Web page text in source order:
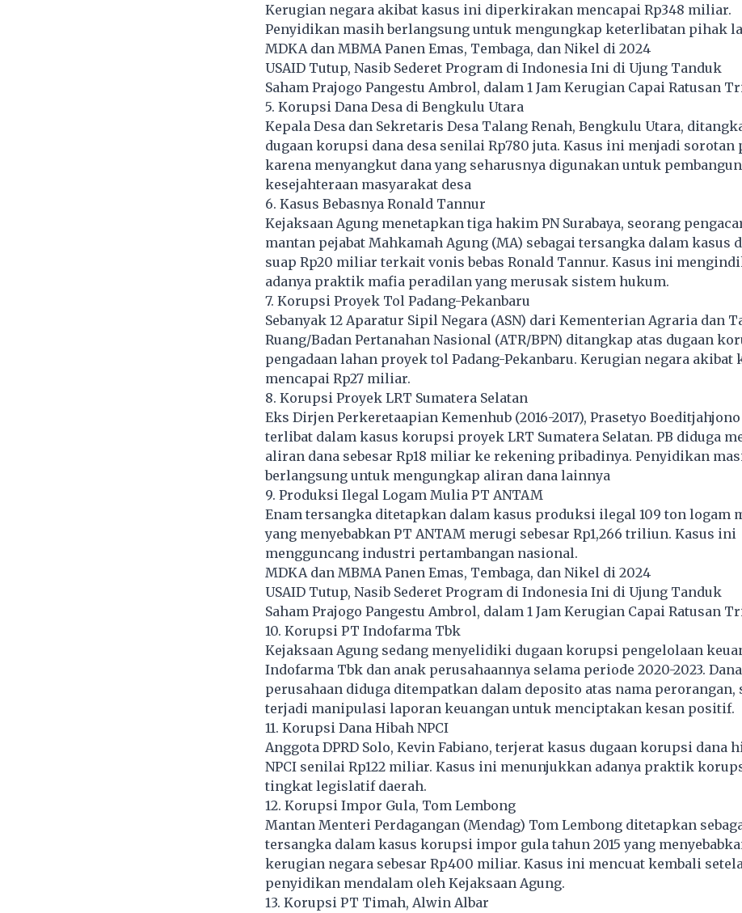
Kerugian negara akibat kasus ini diperkirakan mencapai Rp348 miliar.
Penyidikan masih berlangsung untuk mengungkap keterlibatan pihak
MDKA dan MBMA Panen Emas, Tembaga, dan Nikel di 2024
USAID Tutup, Nasib Sederet Program di Indonesia Ini di Ujung Tanduk
Saham Prajogo Pangestu Ambrol, dalam 1 Jam Kerugian Capai Ratusan
5. Korupsi Dana Desa di Bengkulu Utara
Kepala Desa dan Sekretaris Desa Talang Renah, Bengkulu Utara,
dugaan korupsi dana desa senilai Rp780 juta. Kasus ini menjadi sorotan
karena menyangkut dana yang seharusnya digunakan untuk
kesejahteraan masyarakat desa
6. Kasus Bebasnya Ronald Tannur
Kejaksaan Agung menetapkan tiga hakim PN Surabaya, seorang
mantan pejabat Mahkamah Agung (MA) sebagai tersangka dalam kasus
suap Rp20 miliar terkait vonis bebas Ronald Tannur. Kasus ini
adanya praktik mafia peradilan yang merusak sistem hukum.
7. Korupsi Proyek Tol Padang-Pekanbaru
Sebanyak 12 Aparatur Sipil Negara (ASN) dari Kementerian Agraria dan
Ruang/Badan Pertanahan Nasional (ATR/BPN) ditangkap atas dugaan
pengadaan lahan proyek tol Padang-Pekanbaru. Kerugian negara akibat
mencapai Rp27 miliar.
8. Korupsi Proyek LRT Sumatera Selatan
Eks Dirjen Perkeretaapian Kemenhub (2016-2017), Prasetyo Boeditjahjono
terlibat dalam kasus korupsi proyek LRT Sumatera Selatan. PB diduga
aliran dana sebesar Rp18 miliar ke rekening pribadinya. Penyidikan
berlangsung untuk mengungkap aliran dana lainnya
9. Produksi Ilegal Logam Mulia PT ANTAM
Enam tersangka ditetapkan dalam kasus produksi ilegal 109 ton logam
yang menyebabkan PT ANTAM merugi sebesar Rp1,266 triliun. Kasus ini
mengguncang industri pertambangan nasional.
MDKA dan MBMA Panen Emas, Tembaga, dan Nikel di 2024
USAID Tutup, Nasib Sederet Program di Indonesia Ini di Ujung Tanduk
Saham Prajogo Pangestu Ambrol, dalam 1 Jam Kerugian Capai Ratusan
10. Korupsi PT Indofarma Tbk
Kejaksaan Agung sedang menyelidiki dugaan korupsi pengelolaan
Indofarma Tbk dan anak perusahaannya selama periode 2020-2023.
perusahaan diduga ditempatkan dalam deposito atas nama perorangan,
terjadi manipulasi laporan keuangan untuk menciptakan kesan positif.
11. Korupsi Dana Hibah NPCI
Anggota DPRD Solo, Kevin Fabiano, terjerat kasus dugaan korupsi dana
NPCI senilai Rp122 miliar. Kasus ini menunjukkan adanya praktik
tingkat legislatif daerah.
12. Korupsi Impor Gula, Tom Lembong
Mantan Menteri Perdagangan (Mendag) Tom Lembong ditetapkan
tersangka dalam kasus korupsi impor gula tahun 2015 yang
kerugian negara sebesar Rp400 miliar. Kasus ini mencuat kembali
penyidikan mendalam oleh Kejaksaan Agung.
13. Korupsi PT Timah, Alwin Albar